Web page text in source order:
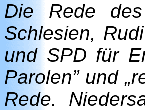
Die Rede des
Schlesien,
und SPD für
Parolen” und
Rede.